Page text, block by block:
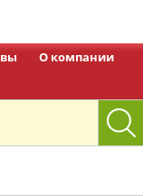
О компании